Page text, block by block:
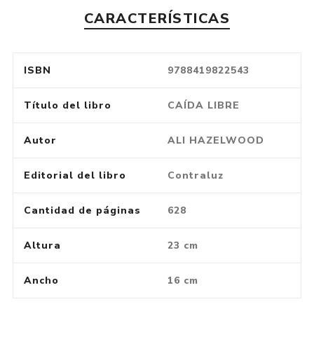
CARACTERÍSTICAS
ISBN 9788419822543
Título del libro CAÍDA LIBRE
Autor ALI HAZELWOOD
Editorial del libro Contraluz
Cantidad de páginas 628
Altura 23 cm
Ancho 16 cm